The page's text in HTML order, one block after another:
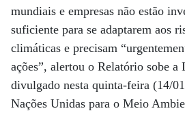
mundiais e empresas não estão
suficiente para se adaptarem aos
climáticas e precisam
ações”, alertou o Relatório sobe a
divulgado nesta quinta-feira (14/
Nações Unidas para o Meio